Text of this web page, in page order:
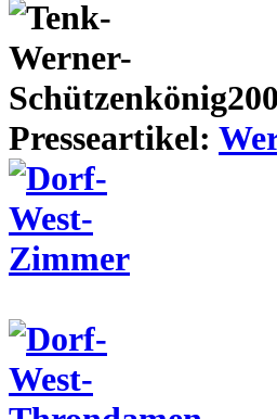
Presseartikel: